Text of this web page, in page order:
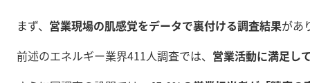
まず、 営業現場の肌感覚をデータで裏付ける調査結果があ
前述のエネルギー業界411人調査では、 営業活動に満足し